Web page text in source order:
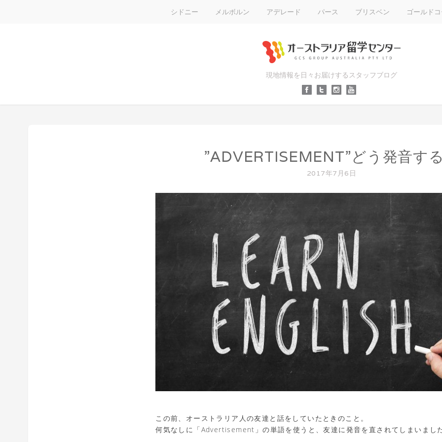
シドニー メルボルン アデレード パース ブリスベン ゴールド
現地情報を日々お届けするスタッフブログ
”ADVERTISEMENT”どう発音す
2017年7月6日
この前、オーストラリア人の友達と話をしていたときのこと。
何気なしに「Advertisement」の単語を使うと、友達に発音を直されてしまいまし